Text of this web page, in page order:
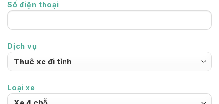
Số điện thoại
Dịch vụ
Loại xe